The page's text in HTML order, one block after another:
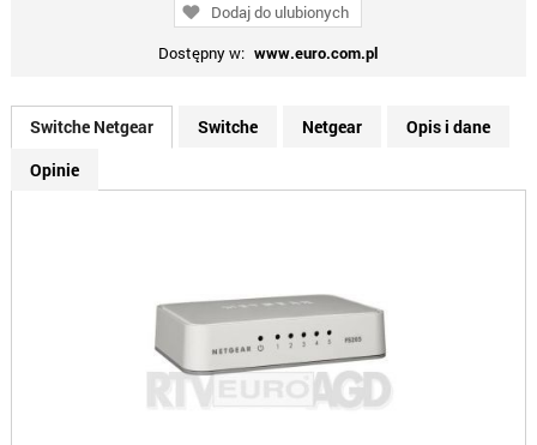
Dodaj do ulubionych
Dostępny w: www.euro.com.pl
Switche Netgear Switche Netgear
Opis i dane
Opinie